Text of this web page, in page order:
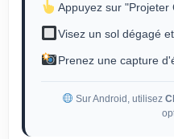
Appuyez sur "Projeter
Visez un sol dégagé
Prenez une capture
Sur Android, utilisez